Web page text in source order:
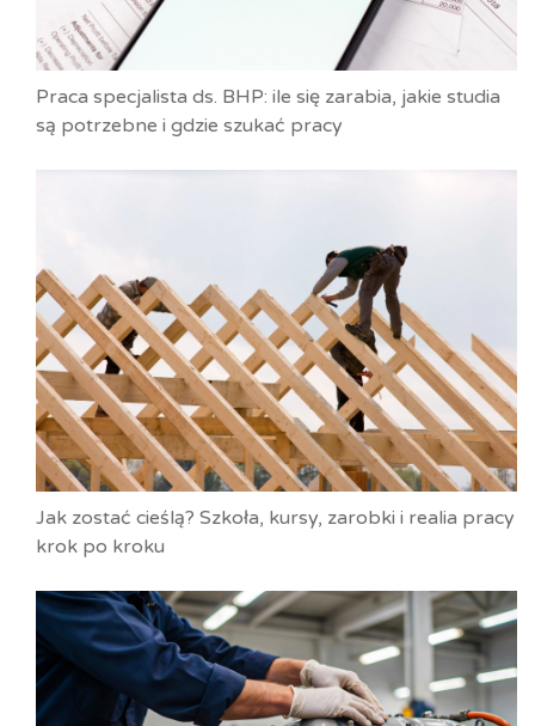
Praca specjalista ds. BHP: ile się zarabia, jakie studia
są potrzebne i gdzie szukać pracy
Jak zostać cieślą? Szkoła, kursy, zarobki i realia pracy
krok po kroku